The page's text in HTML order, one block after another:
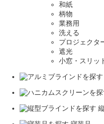
和紙
柄物
業務用
洗える
プロジェクタ
遮光
小窓・スリッ